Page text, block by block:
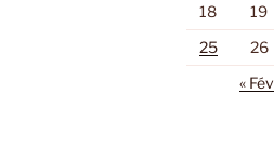
18
19
25
26
« Fév